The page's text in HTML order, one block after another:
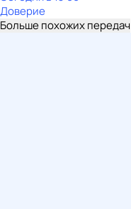
Доверие
Больше похожих передач